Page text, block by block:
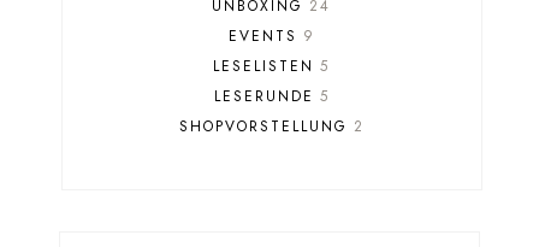
UNBOXING 24
EVENTS 9
LESELISTEN 5
LESERUNDE 5
SHOPVORSTELLUNG 2